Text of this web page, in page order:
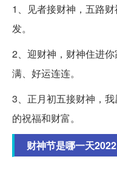
1、见者接财神，五路
发。
2、迎财神，财神住进
满、好运连连。
3、正月初五接财神，
的祝福和财富。
财神节是哪一天